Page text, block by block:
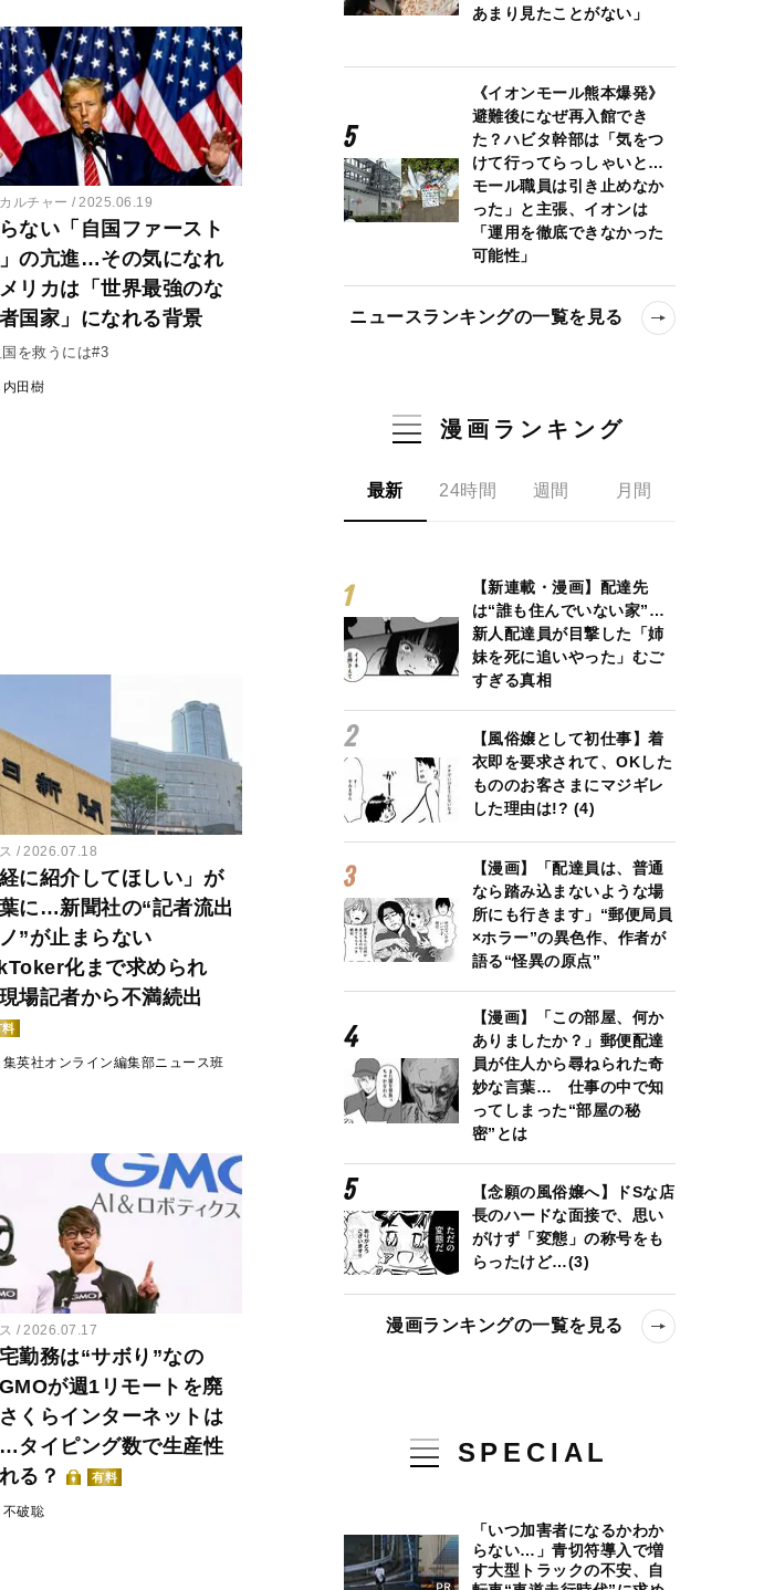
ルチャー 2025.06.19
ない「自国ファースト
の亢進…その気になれ
リカは「世界最強のな
国家」になれる背景
を救うには#3
内田樹
2026.07.18
経に紹介してほしい」が
に…新聞社の“記者流出
ノ”が止まらない
化まで求められ
場記者から不満続出
料
集英社オンライン編集部ニュース班
2026.07.17
宅勤務は“サボり”なの
が週1リモートを廃
くらインターネットは
タイピング数で生産性
る？
有料
不破聡
あまり見たことがない」
《イオンモール熊本爆発》
避難後になぜ再入館でき
た？ハビタ幹部は「気をつ
けて行ってらっしゃいと…
モール職員は引き止めなか
った」と主張、イオンは
「運用を徹底できなかった
可能性」
ニュースランキングの一覧を見る
漫画ランキング
最新 24時間 週間 月間
【新連載・漫画】配達先
は“誰も住んでいない家”…
新人配達員が目撃した「姉
妹を死に追いやった」むご
すぎる真相
【風俗嬢として初仕事】着
衣即を要求されて、OKした
もののお客さまにマジギレ
した理由は!? (4)
【漫画】「配達員は、普通
なら踏み込まないような場
所にも行きます」“郵便局員
×ホラー”の異色作、作者が
語る“怪異の原点”
【漫画】「この部屋、何か
ありましたか？」郵便配達
員が住人から尋ねられた奇
妙な言葉… 仕事の中で知
ってしまった“部屋の秘
密”とは
【念願の風俗嬢へ】ドSな店
長のハードな面接で、思い
がけず「変態」の称号をも
らったけど…(3)
漫画ランキングの一覧を見る
SPECIAL
「いつ加害者になるかわか
らない…」青切符導入で増
す大型トラックの不安、自